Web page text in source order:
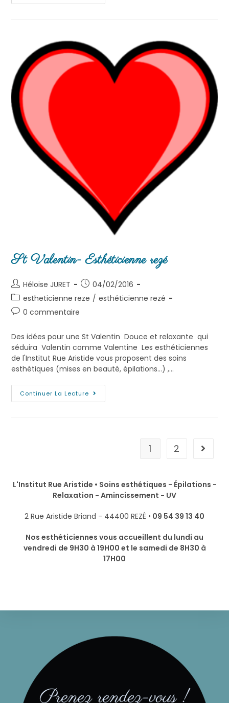
St Valentin- Esthéticienne rezé
Héloise JURET
04/02/2016
estheticienne reze / esthéticienne rezé
0 commentaire
Des idées pour une St Valentin Douce et relaxante qui
séduira Valentin comme Valentine Les esthéticiennes
de l'Institut Rue Aristide vous proposent des soins
esthétiques (mises en beauté, épilations...) ,…
Continuer La Lecture
1 2
L'Institut Rue Aristide • Soins esthétiques - Épilations -
Relaxation - Amincissement - UV
2 Rue Aristide Briand - 44400 REZÉ • 09 54 39 13 40
Nos esthéticiennes vous accueillent du lundi au
vendredi de 9H30 à 19H00 et le samedi de 8H30 à
17H00